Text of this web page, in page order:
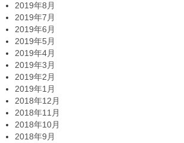
2019年8月
2019年7月
2019年6月
2019年5月
2019年4月
2019年3月
2019年2月
2019年1月
2018年12月
2018年11月
2018年10月
2018年9月